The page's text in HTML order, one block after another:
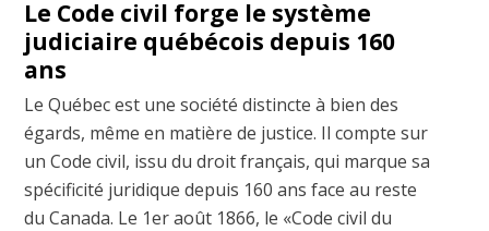
Le Code civil forge le système
judiciaire québécois depuis 160
ans
Le Québec est une société distincte à bien des
égards, même en matière de justice. Il compte sur
un Code civil, issu du droit français, qui marque sa
spécificité juridique depuis 160 ans face au reste
du Canada. Le 1er août 1866, le «Code civil du